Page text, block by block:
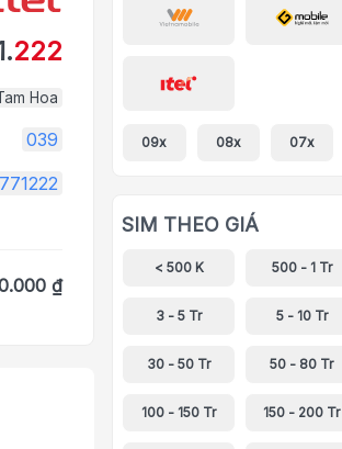
222
Hoa
039
₫
09x 08x 07x
SIM THEO GIÁ
< 500 K 500 - 1 Tr
3 - 5 Tr 5 - 10 Tr
30 - 50 Tr 50 - 80 Tr
100 - 150 Tr 150 - 200 Tr